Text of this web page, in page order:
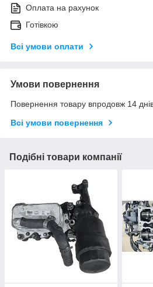
Оплата на рахунок
Готівкою
Всі умови оплати
Умови повернення
Повернення товару впродовж 14
Всі умови повернення
Подібні товари компанії